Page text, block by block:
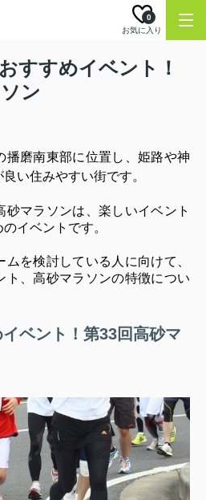
お気に入り
0
すすめイベント！
ン
播磨南東部に位置し、姫路や神
い住みやすい街です。
マラソンは、楽しいイベント
イベントです。
を検討している人に向けて、
ト、高砂マラソンの特徴につい
ベント！第33回高砂マ